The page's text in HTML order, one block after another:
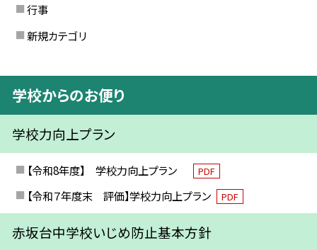
行事
新規カテゴリ
学校からのお便り
学校力向上プラン
【令和8年度】 学校力向上プラン PDF
【令和７年度末 評価】学校力向上プラン PDF
赤坂台中学校いじめ防止基本方針